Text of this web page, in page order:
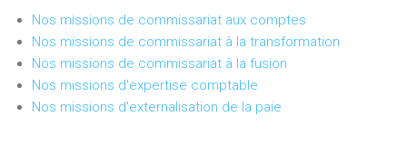
Nos missions de commissariat aux comptes
Nos missions de commissariat à la transformation
Nos missions de commissariat à la fusion
Nos missions d'expertise comptable
Nos missions d'externalisation de la paie